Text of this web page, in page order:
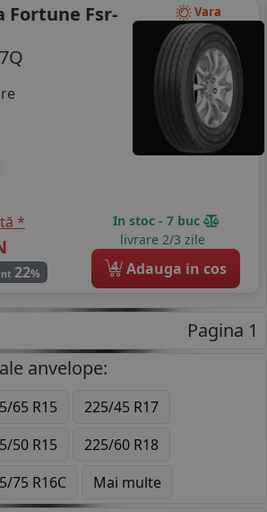
Vara
Fortune Fsr-
*
22%
In stoc - 7 buc
livrare 2/3 zile
4 Adauga in cos
Pagina 1
anvelope:
65 R15
225/45 R17
50 R15
225/60 R18
75 R16C Mai multe